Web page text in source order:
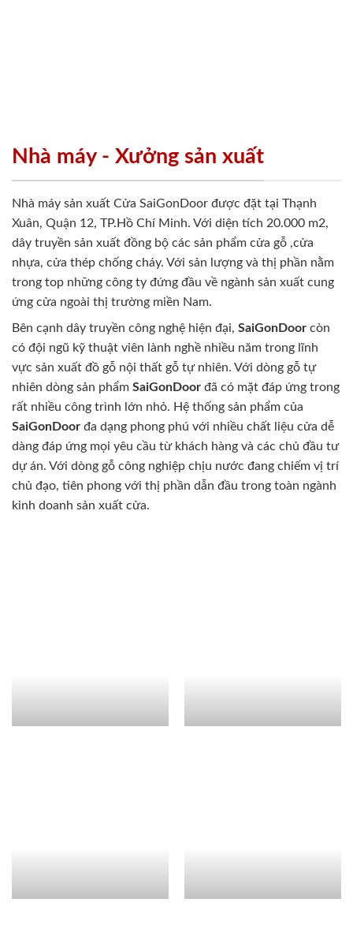
Nhà máy - Xưởng sản xuất
Nhà máy sản xuất Cửa SaiGonDoor được đặt tại Thạnh
Xuân, Quận 12, TP.Hồ Chí Minh. Với diện tích 20.000 m2,
dây truyền sản xuất đồng bộ các sản phẩm cửa gỗ ,cửa
nhựa, cửa thép chống cháy. Với sản lượng và thị phần nằm
trong top những công ty đứng đầu về ngành sản xuất cung
ứng cửa ngoài thị trường miền Nam.
Bên cạnh dây truyền công nghệ hiện đại, SaiGonDoor còn
có đội ngũ kỹ thuật viên lành nghề nhiều năm trong lĩnh
vực sản xuất đồ gỗ nội thất gỗ tự nhiên. Với dòng gỗ tự
nhiên dòng sản phẩm SaiGonDoor đã có mặt đáp ứng trong
rất nhiều công trình lớn nhỏ. Hệ thống sản phẩm của
SaiGonDoor đa dạng phong phú với nhiều chất liệu cửa dễ
dàng đáp ứng mọi yêu cầu từ khách hàng và các chủ đầu tư
dự án. Với dòng gỗ công nghiệp chịu nước đang chiếm vị trí
chủ đạo, tiên phong với thị phần dẫn đầu trong toàn ngành
kinh doanh sản xuất cửa.